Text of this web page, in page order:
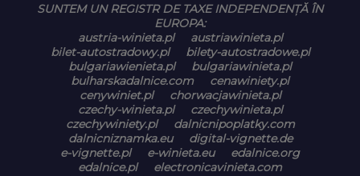
SUNTEM UN REGISTR DE TAXE INDEPENDENȚĂ ÎN
EUROPA:
austria-winieta.pl
austriawinieta.pl
bilet-autostradowy.pl
bilety-autostradowe.pl
bulgariawienieta.pl
bulgariawinieta.pl
bulharskadalnice.com
cenawiniety.pl
cenywiniet.pl
chorwacjawinieta.pl
czechy-winieta.pl
czechywinieta.pl
czechywiniety.pl
dalnicnipoplatky.com
dalnicniznamka.eu
digital-vignette.de
e-vignette.pl
e-winieta.eu
edalnice.org
edalnice.pl
electronicavinieta.com